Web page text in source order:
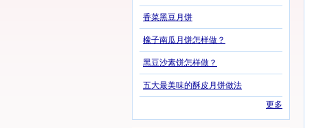
香菜黑豆月饼
橡子南瓜月饼怎样做？
黑豆沙素饼怎样做？
五大最美味的酥皮月饼做法
更多